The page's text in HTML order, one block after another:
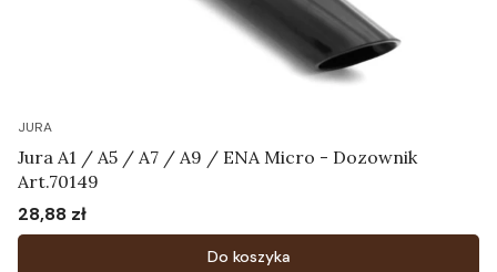
JURA
Jura A1 / A5 / A7 / A9 / ENA Micro - Dozownik
Art.70149
Cena
28,88 zł
Do koszyka